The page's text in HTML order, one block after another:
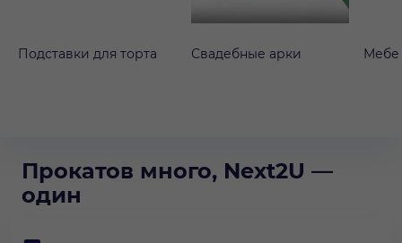
Подставки для торта Свадебные арки
Прокатов много, Next2U —
один